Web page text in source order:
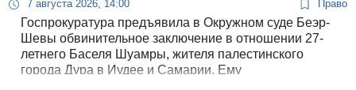
7 августа 2026, 14:00 Право
Госпрокуратура предъявила в Окружном суде Беэр-
Шевы обвинительное заключение в отношении 27-
летнего Баселя Шуамры, жителя палестинского
города Дура в Иудее и Самарии. Ему